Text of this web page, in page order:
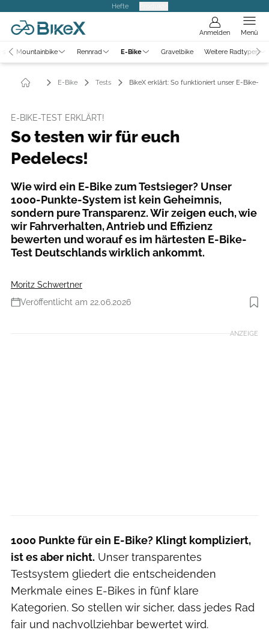
Hefte
Anmelden Menü
Mountainbike Rennrad E-Bike Gravelbike Weitere Radtypen
E-Bike Tests BikeX erklärt: So funktioniert unser E-Bike-
E-BIKE-TEST ERKLÄRT!
So testen wir für euch
Pedelecs!
Wie wird ein E-Bike zum Testsieger? Unser
1000-Punkte-System ist kein Geheimnis,
sondern pure Transparenz. Wir zeigen euch, wie
wir Fahrverhalten, Antrieb und Effizienz
bewerten und worauf es im härtesten E-Bike-
Test Deutschlands wirklich ankommt.
Moritz Schwertner
Veröffentlicht am 22.06.2026
Foto: Thomas Streubel
ANZEIGE
1000 Punkte für ein E-Bike? Klingt kompliziert,
ist es aber nicht. Unser transparentes
Testsystem gliedert die entscheidenden
Merkmale eines E-Bikes in fünf klare
Kategorien. So stellen wir sicher, dass jedes Rad
fair und nachvollziehbar bewertet wird.